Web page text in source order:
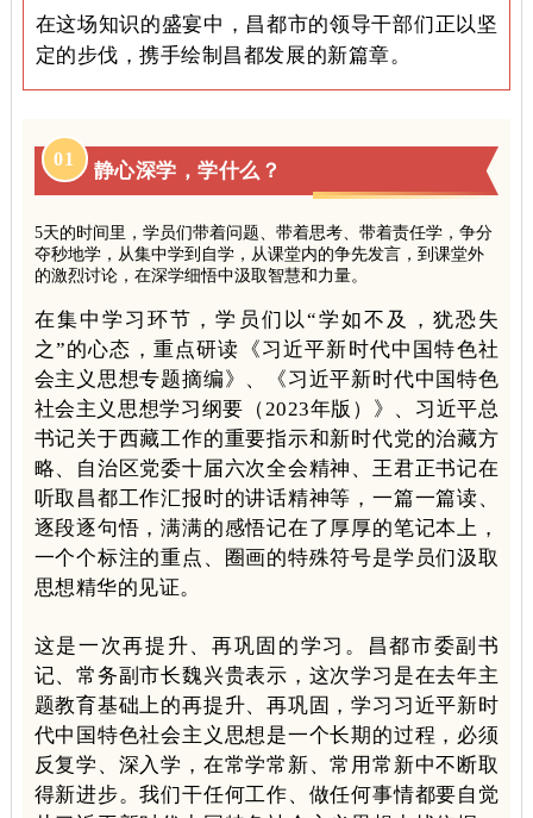
在这场知识的盛宴中，昌都市的领导干部们正以坚
定的步伐，携手绘制昌都发展的新篇章。
01
静心深学，学什么？
5天的时间里，学员们带着问题、带着思考、带着责任学，争分
夺秒地学，从集中学到自学，从课堂内的争先发言，到课堂外
的激烈讨论，在深学细悟中汲取智慧和力量。
在集中学习环节，学员们以“学如不及，犹恐失
之”的心态，重点研读《习近平新时代中国特色社
会主义思想专题摘编》、《习近平新时代中国特色
社会主义思想学习纲要（2023年版）》、习近平总
书记关于西藏工作的重要指示和新时代党的治藏方
略、自治区党委十届六次全会精神、王君正书记在
听取昌都工作汇报时的讲话精神等，一篇一篇读、
逐段逐句悟，满满的感悟记在了厚厚的笔记本上，
一个个标注的重点、圈画的特殊符号是学员们汲取
思想精华的见证。
这是一次再提升、再巩固的学习。昌都市委副书
记、常务副市长魏兴贵表示，这次学习是在去年主
题教育基础上的再提升、再巩固，学习习近平新时
代中国特色社会主义思想是一个长期的过程，必须
反复学、深入学，在常学常新、常用常新中不断取
得新进步。我们干任何工作、做任何事情都要自觉